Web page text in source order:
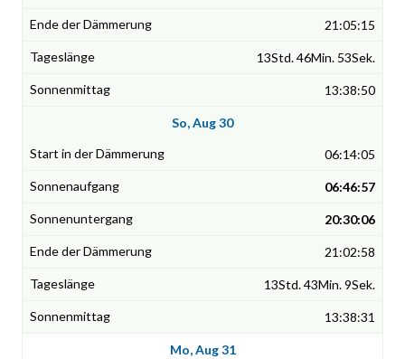
21:05:15
13Std. 46Min. 53Sek.
13:38:50
So, Aug 30
06:14:05
06:46:57
20:30:06
21:02:58
13Std. 43Min. 9Sek.
13:38:31
Mo, Aug 31